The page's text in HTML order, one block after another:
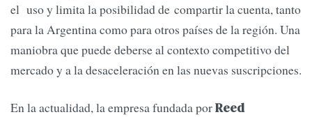
el uso y limita la posibilidad de compartir la cuenta, tanto
para la Argentina como para otros países de la región. Una
maniobra que puede deberse al contexto competitivo del
mercado y a la desaceleración en las nuevas suscripciones.
En la actualidad, la empresa fundada porReed